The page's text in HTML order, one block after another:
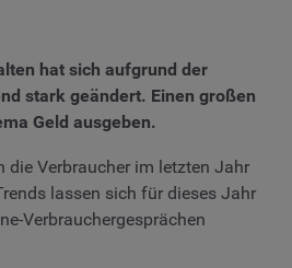
hat sich aufgrund der
stark geändert. Einen großen
Geld ausgeben.
die Verbraucher im letzten Jahr
lassen sich für dieses Jahr
Verbrauchergesprächen